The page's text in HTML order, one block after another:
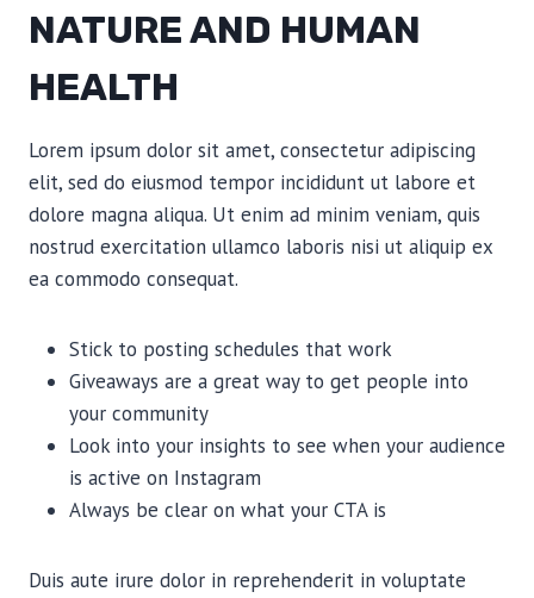
NATURE AND HUMAN
HEALTH
Lorem ipsum dolor sit amet, consectetur adipiscing
elit, sed do eiusmod tempor incididunt ut labore et
dolore magna aliqua. Ut enim ad minim veniam, quis
nostrud exercitation ullamco laboris nisi ut aliquip ex
ea commodo consequat.
Stick to posting schedules that work
Giveaways are a great way to get people into
your community
Look into your insights to see when your audience
is active on Instagram
Always be clear on what your CTA is
Duis aute irure dolor in reprehenderit in voluptate